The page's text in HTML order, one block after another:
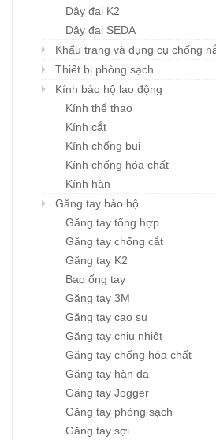
Dây đai K2
Dây đai SEDA
Khẩu trang và dụng cụ chống
Thiết bị phòng sạch
Kính bảo hộ lao động
Kính thể thao
Kính cắt
Kính chống bụi
Kính chống hóa chất
Kính hàn
Găng tay bảo hộ
Găng tay tổng hợp
Găng tay chống cắt
Găng tay K2
Bao ống tay
Găng tay 3M
Găng tay cao su
Găng tay chịu nhiệt
Găng tay chống hóa chất
Găng tay hàn da
Găng tay Jogger
Găng tay phòng sạch
Găng tay sợi